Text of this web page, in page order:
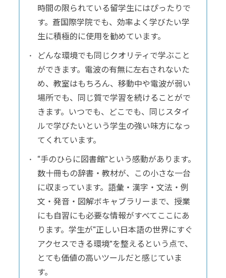
時間の限られている留学生にはぴったりで
す。蒼国際学院でも、効率よく学びたい学
生に積極的に使用を勧めています。
どんな環境でも同じクオリティで学ぶこと
ができます。電波の有無に左右されないた
め、教室はもちろん、移動中や電波が弱い
場所でも、同じ質で学習を続けることがで
きます。いつでも、どこでも、同じスタイ
ルで学びたいという学生の強い味方になっ
てくれています。
“手のひらに図書館”という感動があります。
数十冊もの辞書・教材が、この小さな一台
に収まっています。語彙・漢字・文法・例
文・発音・図解ボキャブラリーまで、授業
にも自習にも必要な情報がすべてここにあ
ります。学生が“正しい日本語の世界にすぐ
アクセスできる環境”を整えるという点で、
とても価値の高いツールだと感じていま
す。